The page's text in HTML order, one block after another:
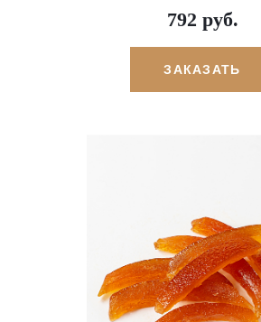
792 руб.
ЗАКАЗАТЬ